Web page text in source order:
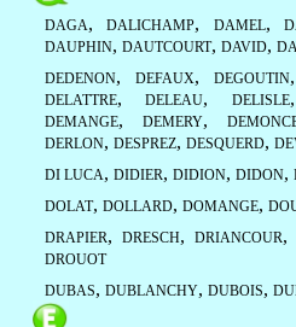
DAGA,DALICHAMP, DAMEL,
DAUPHIN, DAUTCOURT, DAVID,
DEDENON, DEFAUX, DEGOUTIN
DELATTRE,DELEAU, DELISLE
DEMANGE, DEMERY,
DERLON, DESPREZ, DESQUERD,
DI LUCA, DIDIER, DIDION, DIDON,
DOLAT, DOLLARD, DOMANGE,
DRAPIER,DRESCH,DRIANCOUR,
DROUOT
DUBAS, DUBLANCHY, DUBOIS,